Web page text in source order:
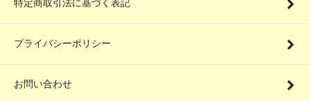
特定商取引法に基づく表記
プライバシーポリシー
お問い合わせ